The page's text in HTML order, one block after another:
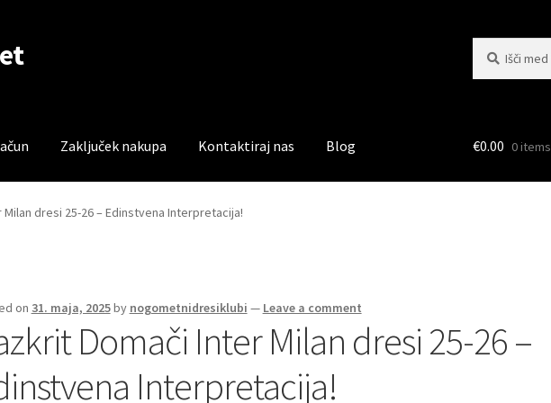
Zaključek nakupa Kontaktiraj nas Blog
Trgovina Zaključek nakupa
€0.00 0 items
dresi 25-26 – Edinstvena Interpretacija!
on 31. maja, 2025by nogometnidresiklubi — Leave a comment
Domači Inter Milan dresi 25-26 –
Interpretacija!